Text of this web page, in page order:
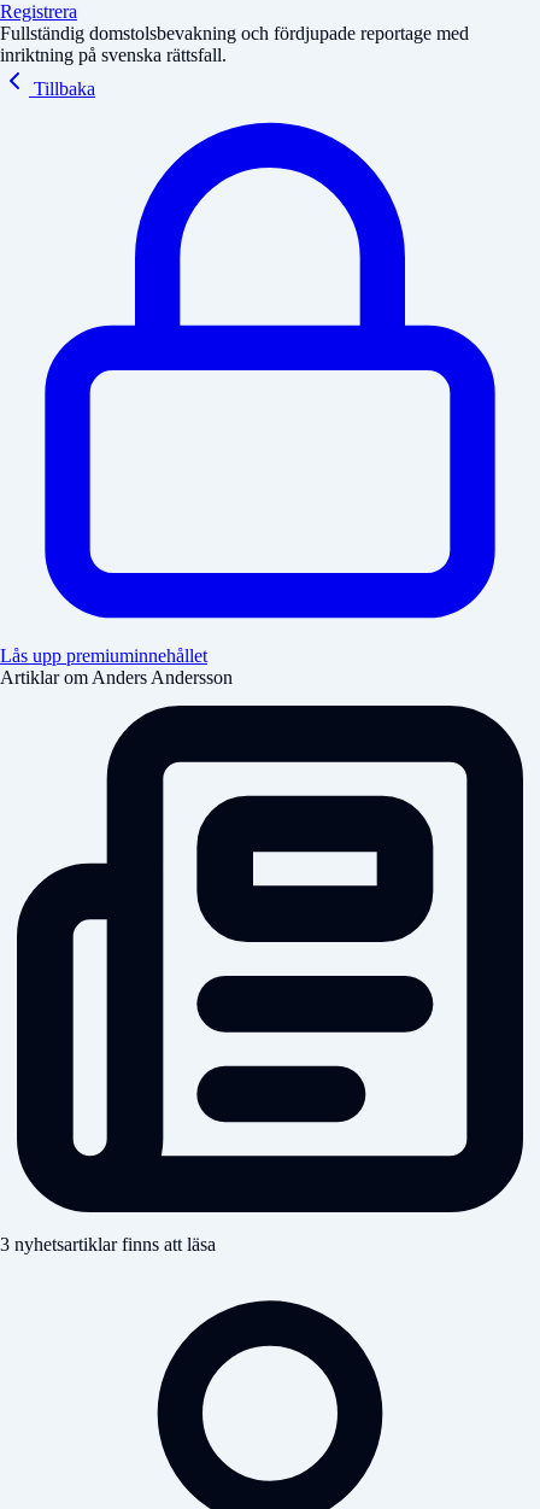
Registrera
Fullständig domstolsbevakning och fördjupade reportage med
inriktning på svenska rättsfall.
Tillbaka
Lås upp premiuminnehållet
Artiklar om Anders Andersson
3 nyhetsartiklar finns att läsa